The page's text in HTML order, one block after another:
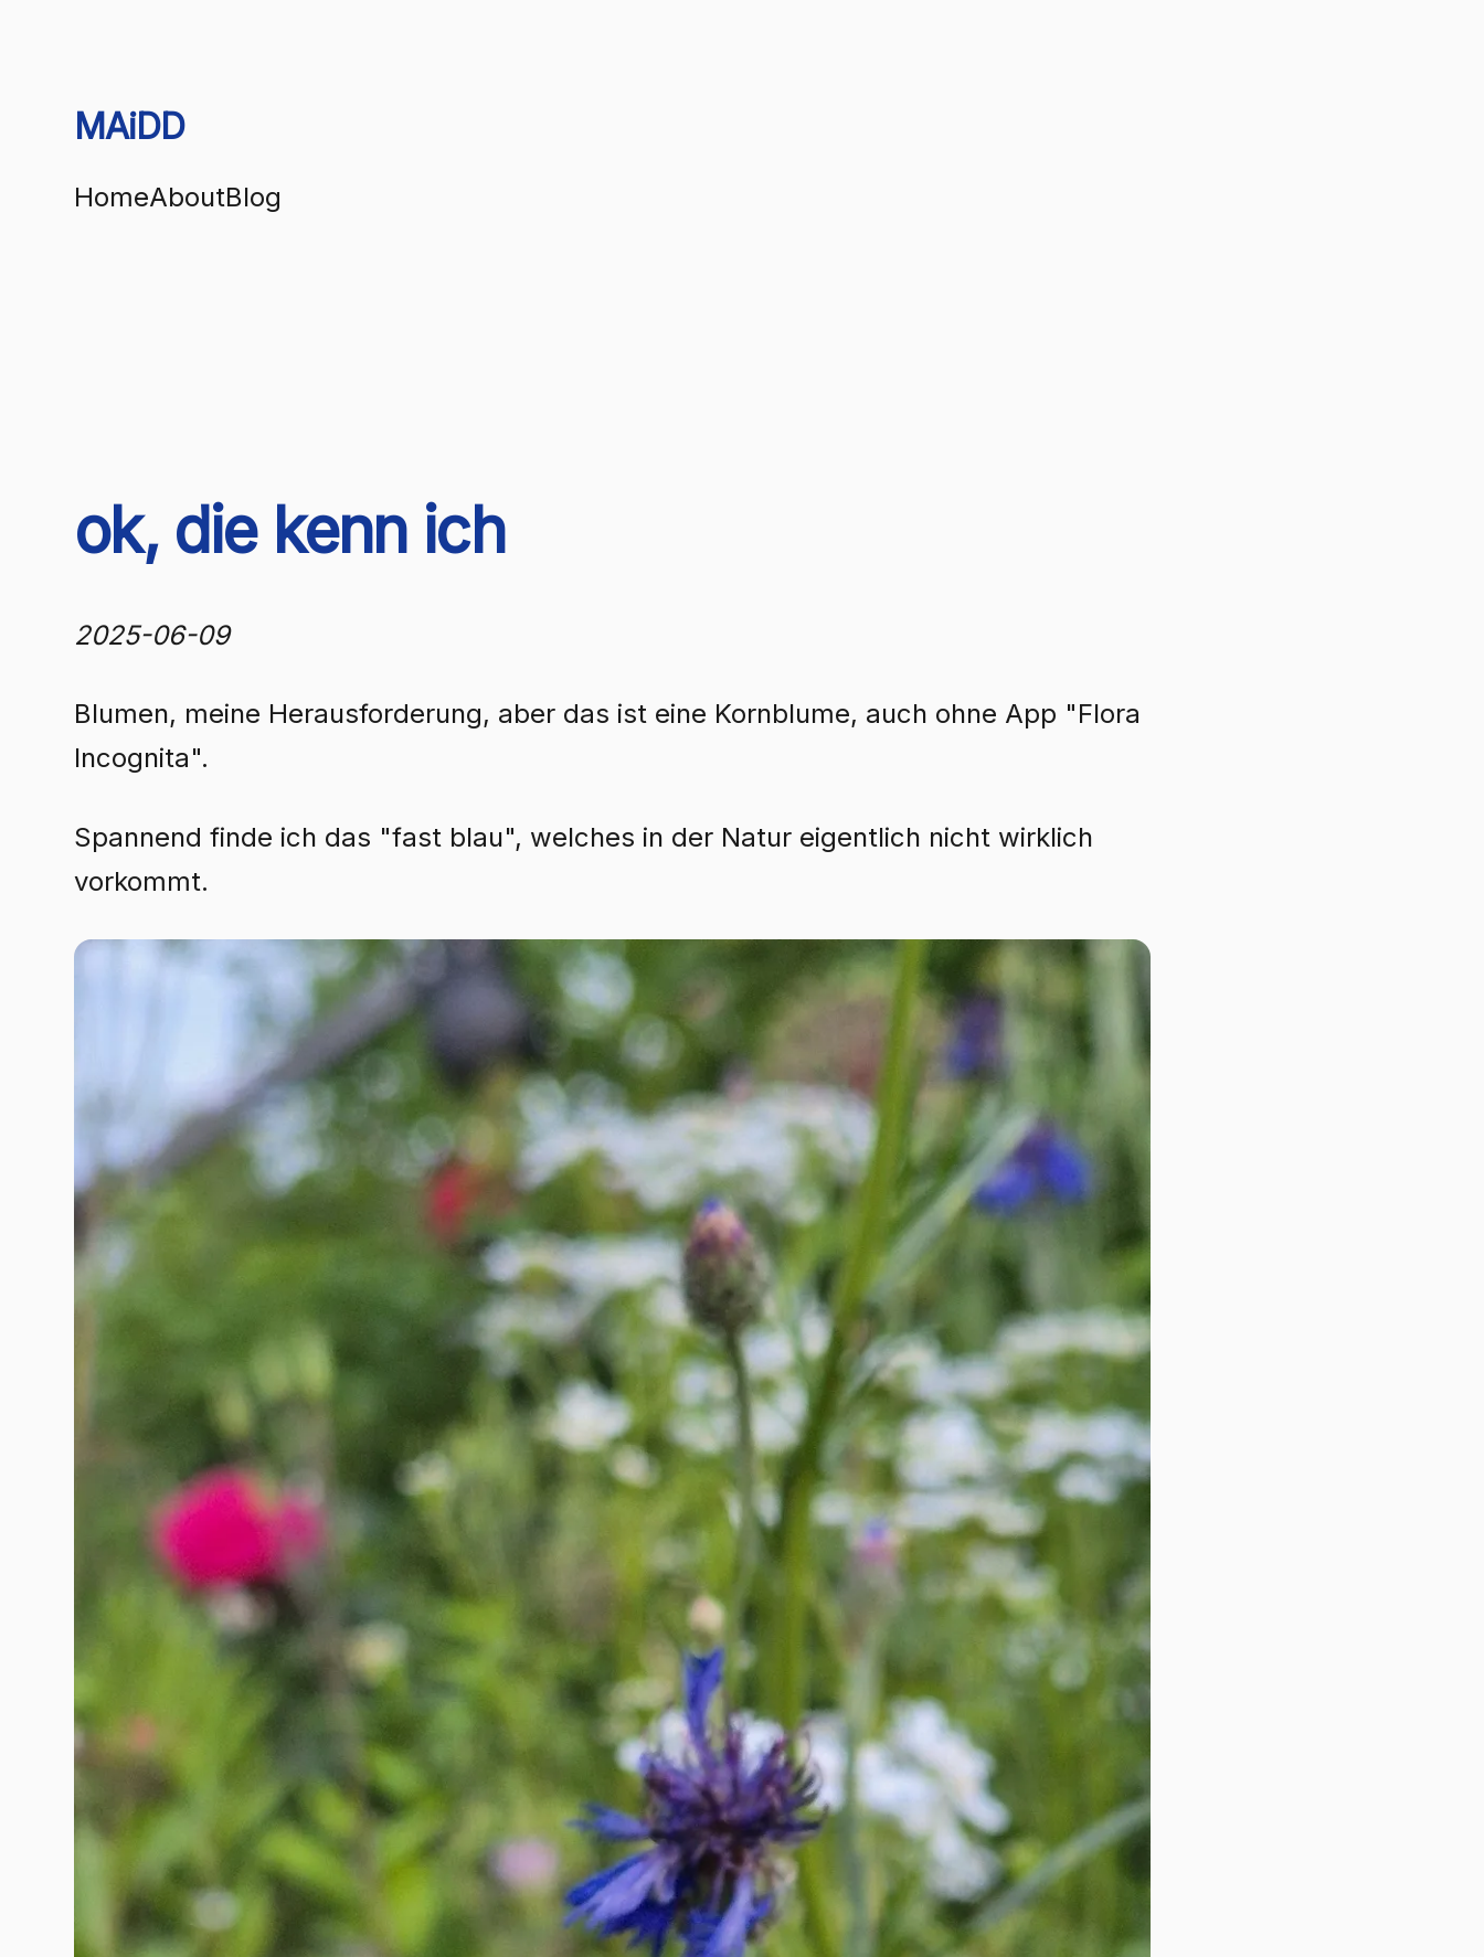
MAiDD
HomeAboutBlog
ok, die kenn ich
2025-06-09
Blumen, meine Herausforderung, aber das ist eine Kornblume, auch ohne App "Flora
Incognita".
Spannend finde ich das "fast blau", welches in der Natur eigentlich nicht wirklich
vorkommt.